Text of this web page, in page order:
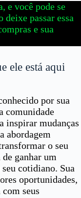
e você pode se
deixe passar essa
e sua
ele está aqui
por sua
comunidade
inspirar mudanças
abordagem
o seu
ganhar um
cotidiano. Sua
oportunidades,
seus